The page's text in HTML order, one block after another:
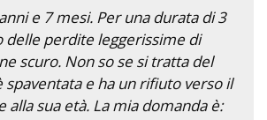
e 7 mesi. Per una durata di 3
delle perdite leggerissime di
scuro. Non so se si tratta del
spaventata e ha un rifiuto verso il
alla sua età. La mia domanda è: